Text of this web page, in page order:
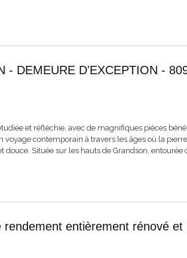
- DEMEURE D'EXCEPTION -
et réfléchie, avec de magnifiques pièces
voyage contemporain à travers les âges où la
Située sur les hauts de Grandson, entourée
entièrement rénové et